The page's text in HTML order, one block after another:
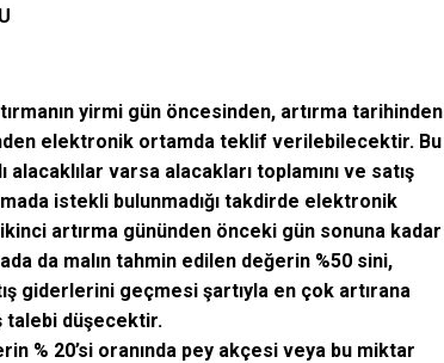
yirmi gün öncesinden, artırma tarihinden
elektronik ortamda teklif verilebilecektir. Bu
varsa alacakları toplamını ve satış
istekli bulunmadığı takdirde elektronik
artırma gününden önceki gün sonuna kadar
da malın tahmin edilen değerin %50 sini,
giderlerini geçmesi şartıyla en çok artırana
talebi düşecektir.
% 20’si oranında pey akçesi veya bu miktar